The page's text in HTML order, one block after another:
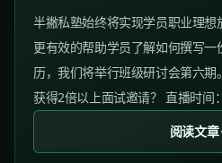
半撇私塾始终将实现学员职业理
更有效的帮助学员了解如何撰写
历，我们将举行班级研讨会第六
获得2倍以上面试邀请？ 直播时间
20:00 直播嘉宾：超级简历的创始
1. 如何撰写简历内容...
阅读文章